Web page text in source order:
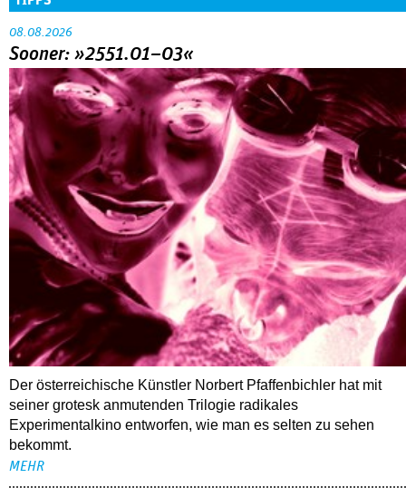
08.08.2026
Sooner: »2551.01–03«
Der österreichische Künstler Norbert Pfaffenbichler hat mit
seiner grotesk anmutenden Trilogie radikales
Experimentalkino entworfen, wie man es selten zu sehen
bekommt.
MEHR